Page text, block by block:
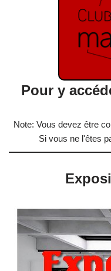
Pour y
Note: Vous devez être
Si vous ne l'êtes